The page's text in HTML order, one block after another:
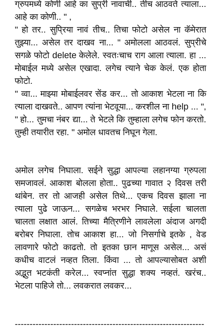
ग्रुपमध्ये कोणी आहे का सुप्री नावाची.. तीच आठवते त्याला...
आहे का कोणी.. " ,
" हो तर.. सुप्रिया नावं तीच.. तिचा फोटो असेल ना कॅमेरात
तुझ्या... असेल तर दाखव ना... " अमोलला आठवलं. सुप्रीचे
सगळे फोटो delete केलेले. स्वतःचाच राग आला त्याला. हा ...
मोबाईल मध्ये असेल एखादा. लगेच त्याने चेक केलं. एक होता
फोटो.
" व्वा... माझ्या मोबाईलवर सेंड कर... तो आकाश भेटला ना कि
त्याला दाखवते.. आपण त्यांना भेटवूया... करशील ना help ... ",
" हो... तुमचा नंबर द्या... ते भेटले कि तुम्हाला लगेच फोन करतो.
तुम्ही तयारीत रहा. " अमोल धावतच निघून गेला.
अमोल लगेच निघाला. सईने सुद्धा आपल्या लहानग्या ग्रुपला
समजावलं. आकाश बोलला होता.. पुढच्या गावात २ दिवस तरी
थांबेन. तर तो आजही असेल तिथे... एकच दिवस झाला ना
त्याला पुढे जाऊन... सगळेच भरभर निघाले. सईला चालता
चालता लक्षात आलं. तिच्या मैत्रिणीने लावलेला अंदाज अगदी
बरोबर निघाला. तोच आकाश हा... जो निसर्गाचे इतके , वेड
लावणारे फोटो काढतो. तो इतका छान माणूस असेल... असं
कधीच वाटलं नव्हत तिला. किंवा ... तो आपल्यासोबत अशी
अद्भुत भटकंती करेल... स्वप्नांत सुद्धा शक्य नव्हतं. खरंच..
भेटला पाहिजे तो... लवकरात लवकर...
----------------------------------------------------------------